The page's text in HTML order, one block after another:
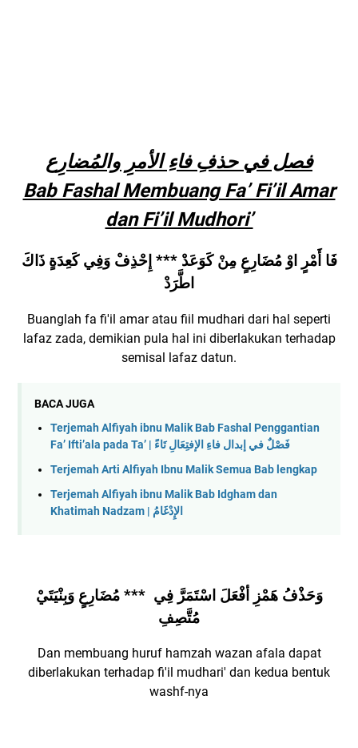
فصل في حذفِ فاءِ الأمرِ والمُضارِع
Bab Fashal Membuang Fa’ Fi’il Amar
dan Fi’il Mudhori’
فَا أَمْرٍ اوْ مُضَارِعٍ مِنْ كَوَعَدْ *** إِحْذِفْ وَفِي كَعِدَةٍ ذَاكَ
اطَّرَدْ
Buanglah fa fi'il amar atau fiil mudhari dari hal seperti
lafaz zada, demikian pula hal ini diberlakukan terhadap
semisal lafaz datun.
BACA JUGA
Terjemah Alfiyah ibnu Malik Bab Fashal Penggantian
Fa’ Ifti’ala pada Ta’ | فَصْلٌ في إبدال فاءِ الإفتِعَالِ تَاءً
Terjemah Arti Alfiyah Ibnu Malik Semua Bab lengkap
Terjemah Alfiyah ibnu Malik Bab Idgham dan
Khatimah Nadzam | الإِدْغَامُ
وَحَذْفُ هَمْزِ أفْعَلَ اسْتَمَرَّ فِي *** مُضَارِعٍ وَبِنْيَتَيْ
مُتَّصِفِ
Dan membuang huruf hamzah wazan afala dapat
diberlakukan terhadap fi'il mudhari' dan kedua bentuk
washf-nya